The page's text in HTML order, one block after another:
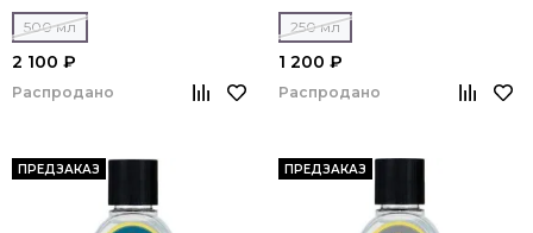
500 мл
2 100 ₽
Распродано
250 мл
1 200 ₽
Распродано
ПРЕДЗАКАЗ ПРЕДЗАКАЗ